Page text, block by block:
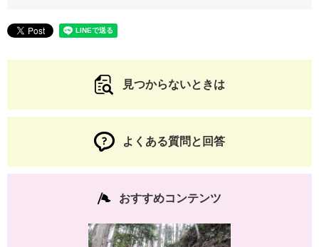
見つからないときは
よくある質問と回答
おすすめコンテンツ